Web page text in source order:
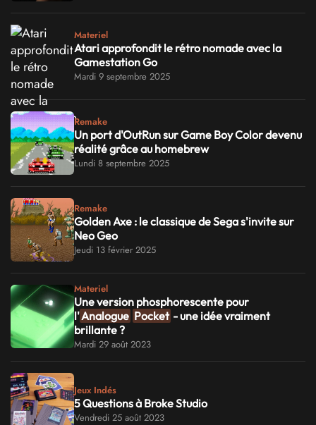
Materiel
Atari approfondit le rétro nomade avec la
Gamestation Go
Mardi 9 septembre 2025
Remake
Un port d'OutRun sur Game Boy Color devenu
réalité grâce au homebrew
Lundi 8 septembre 2025
Remake
Golden Axe : le classique de Sega s'invite sur
Neo Geo
Jeudi 13 février 2025
Materiel
Une version phosphorescente pour
l'Analogue Pocket - une idée vraiment
brillante ?
Mardi 29 août 2023
Jeux Indés
5 Questions à Broke Studio
Vendredi 25 août 2023